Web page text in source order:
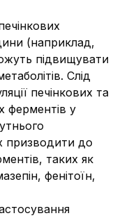
(наприклад,
підвищувати
Слід
печінкових та
ферментів у
призводити до
таких як
фенітоїн,